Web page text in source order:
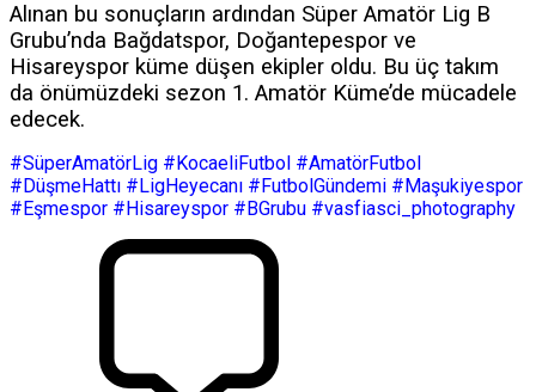
Alınan bu sonuçların ardından Süper Amatör Lig B
Grubu’nda Bağdatspor, Doğantepespor ve
Hisareyspor küme düşen ekipler oldu. Bu üç takım
da önümüzdeki sezon 1. Amatör Küme’de mücadele
edecek.
#SüperAmatörLig #KocaeliFutbol #AmatörFutbol
#DüşmeHattı #LigHeyecanı #FutbolGündemi #Maşukiyespor
#Eşmespor #Hisareyspor #BGrubu #vasfiasci_photography